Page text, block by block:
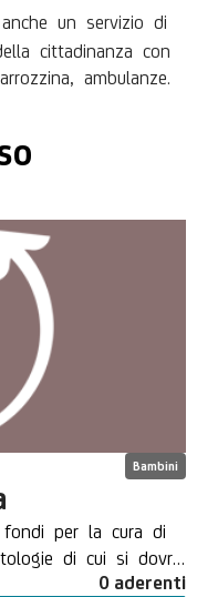
un servizio di
cittadinanza con
ambulanze.
Bambini
fondi per la cura di
di cui si dovrà
per lo più di0 aderenti